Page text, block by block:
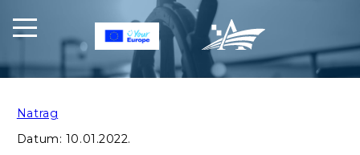
Natrag
Datum: 10.01.2022.